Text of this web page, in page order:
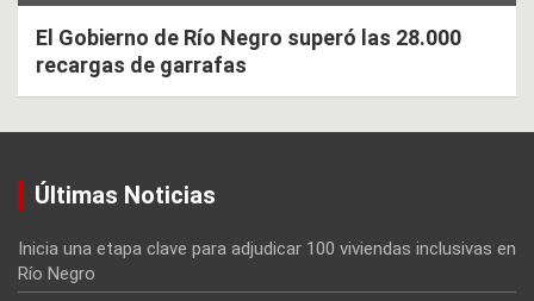
El Gobierno de Río Negro superó las 28.000
recargas de garrafas
Últimas Noticias
Inicia una etapa clave para adjudicar 100 viviendas inclusivas en
Río Negro